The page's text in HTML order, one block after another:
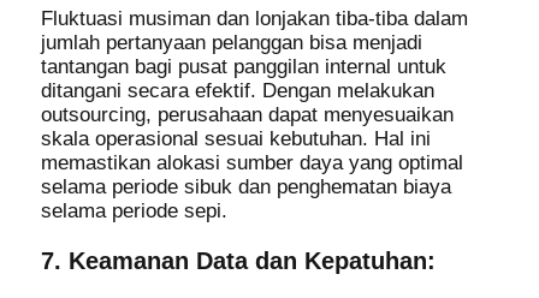
Fluktuasi musiman dan lonjakan tiba-tiba dalam
jumlah pertanyaan pelanggan bisa menjadi
tantangan bagi pusat panggilan internal untuk
ditangani secara efektif. Dengan melakukan
outsourcing, perusahaan dapat menyesuaikan
skala operasional sesuai kebutuhan. Hal ini
memastikan alokasi sumber daya yang optimal
selama periode sibuk dan penghematan biaya
selama periode sepi.
7. Keamanan Data dan Kepatuhan: